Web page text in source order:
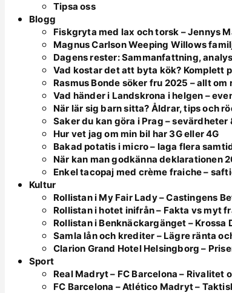
Tipsa oss
Blogg
Fiskgryta med lax och torsk – Jennys
Magnus Carlson Weeping Willows
Dagens rester: Sammanfattning,
Vad kostar det att byta kök? Komplett
Rasmus Bonde söker fru 2025 – allt om
Vad händer i Landskrona i helgen –
När lär sig barn sitta? Åldrar, tips och
Saker du kan göra i Prag – sevärdheter
Hur vet jag om min bil har 3G eller 4G
Bakad potatis i micro – laga flera
När kan man godkänna deklarationen
Enkel tacopaj med crème fraiche –
Kultur
Rollistan i My Fair Lady – Castingens
Rollistan i hotet inifrån – Fakta vs myt
Rollistan i Benknäckargänget – Krossa
Samla lån och krediter – Lägre ränta
Clarion Grand Hotel Helsingborg –
Sport
Real Madryt – FC Barcelona – Rivalitet
FC Barcelona – Atlético Madryt –